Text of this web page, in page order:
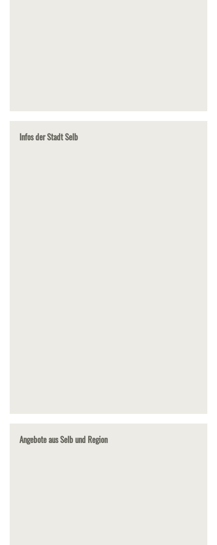
Infos der Stadt Selb
Angebote aus Selb und Region